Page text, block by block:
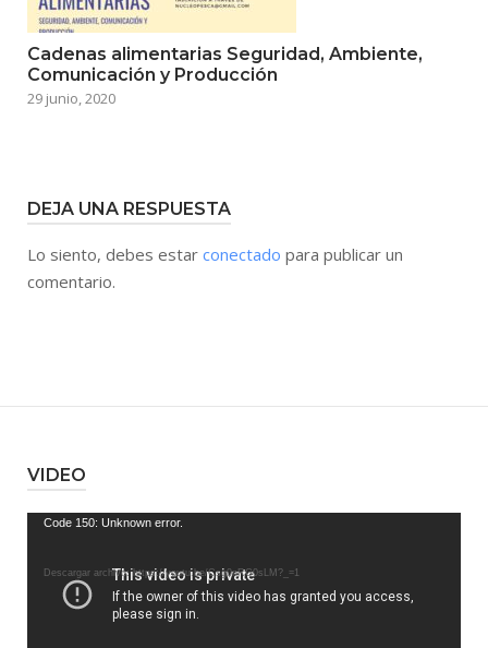
Cadenas alimentarias Seguridad, Ambiente,
Comunicación y Producción
29 junio, 2020
DEJA UNA RESPUESTA
Lo siento, debes estar conectado para publicar un
comentario.
VIDEO
Reproductor
vídeo
Code 150: Unknown error.
Descargar archivo: https://youtu.be/Csg0nRG0sLM?_=1